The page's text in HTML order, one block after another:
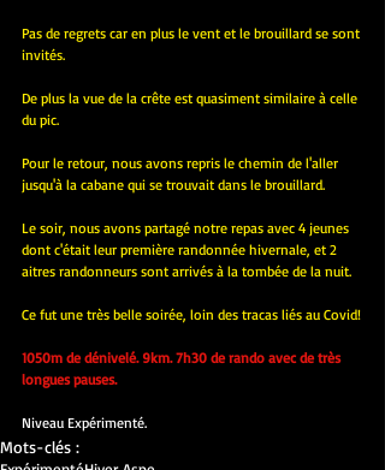
Pas de regrets car en plus le vent et le brouillard se sont
invités.
De plus la vue de la crête est quasiment similaire à celle
du pic.
Pour le retour, nous avons repris le chemin de l'aller
jusqu'à la cabane qui se trouvait dans le brouillard.
Le soir, nous avons partagé notre repas avec 4 jeunes
dont c'était leur première randonnée hivernale, et 2
aitres randonneurs sont arrivés à la tombée de la nuit.
Ce fut une très belle soirée, loin des tracas liés au Covid!
1050m de dénivelé. 9km. 7h30 de rando avec de très
longues pauses.
Niveau Expérimenté.
Mots-clés :